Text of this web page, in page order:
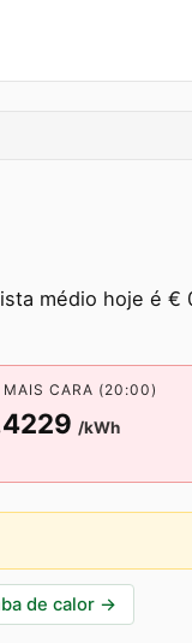
médio hoje é €
MAIS CARA (20:00)
/kWh
de calor →